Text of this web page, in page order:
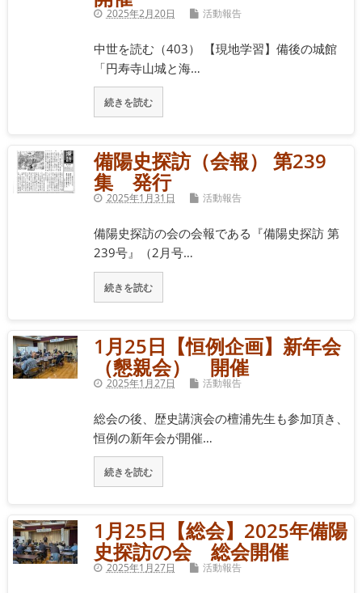
2025年2月20日 活動報告
中世を読む（403） 【現地学習】備後の城館
「円寿寺山城と海…
続きを読む
備陽史探訪（会報） 第239
集 発行
2025年1月31日 活動報告
備陽史探訪の会の会報である『備陽史探訪 第
239号』（2月号…
続きを読む
1月25日【恒例企画】新年会
（懇親会） 開催
2025年1月27日 活動報告
総会の後、歴史講演会の檀浦先生も参加頂き、
恒例の新年会が開催…
続きを読む
1月25日【総会】2025年備陽
史探訪の会 総会開催
2025年1月27日 活動報告